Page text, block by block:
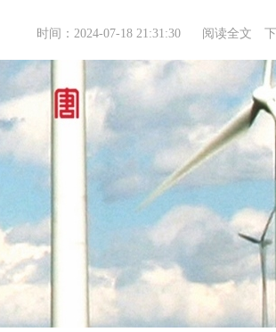
时间：2024-07-18 21:31:30 阅读全文